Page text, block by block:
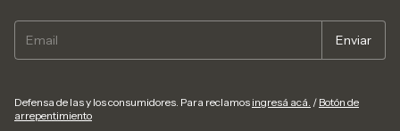
Defensa de las y los consumidores. Para reclamos ingresá acá. / Botón de
arrepentimiento